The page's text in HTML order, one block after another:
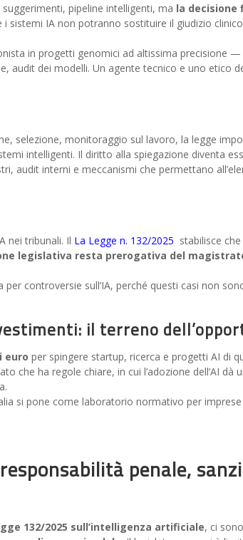
pipeline intelligenti, ma la decisione
i sistemi IA non potranno sostituire il giudizio
in progetti genomici ad altissima precisione
audit dei modelli. Un agente tecnico e uno etico
selezione, monitoraggio sul lavoro, la legge
intelligenti. Il diritto alla spiegazione diventa
audit interni e meccanismi che permettano
nei tribunali. Il La Legge n. 132/2025 stabilisce che
legislativa resta prerogativa del
controversie sull’IA, perché questi casi non
il terreno
euro per spingere startup, ricerca e progetti AI di
che ha regole chiare, in cui l’adozione dell’AI dà
si pone come laboratorio normativo per
penale,
132/2025 sull’intelligenza artificiale, ci